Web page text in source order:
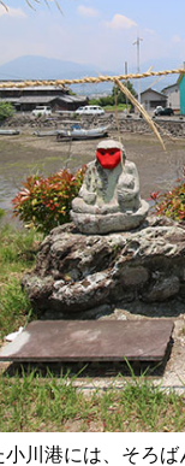
アンドコーヒー）
とつながる体験&交流
てみた＠BRAVO
和8年しまばら二十歳
in島原文化会館
川港には、そろ